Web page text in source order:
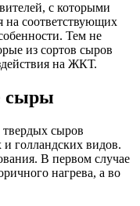
с которыми
на соответствующих
Тем не
из сортов сыров
на ЖКТ.
сыры
сыров
и голландских видов.
В первом случае
нагрева, а во